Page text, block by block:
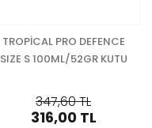
TROPİCAL PRO DEFENCE
SIZE S 100ML/52GR KUTU
347,60 TL
316,00 TL